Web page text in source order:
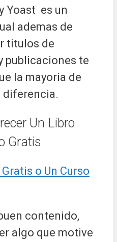
Yoast es un
ademas de
titulos de
publicaciones te
la mayoria de
diferencia.
Un Libro
Gratis
contenido,
algo que motive